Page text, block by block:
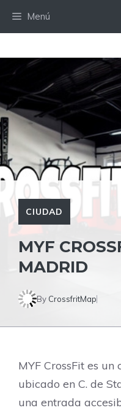
Menú
CIUDAD
MYF
MADRID
By CrossfritMap
MYF CrossFit es
ubicado en C. de
una entrada